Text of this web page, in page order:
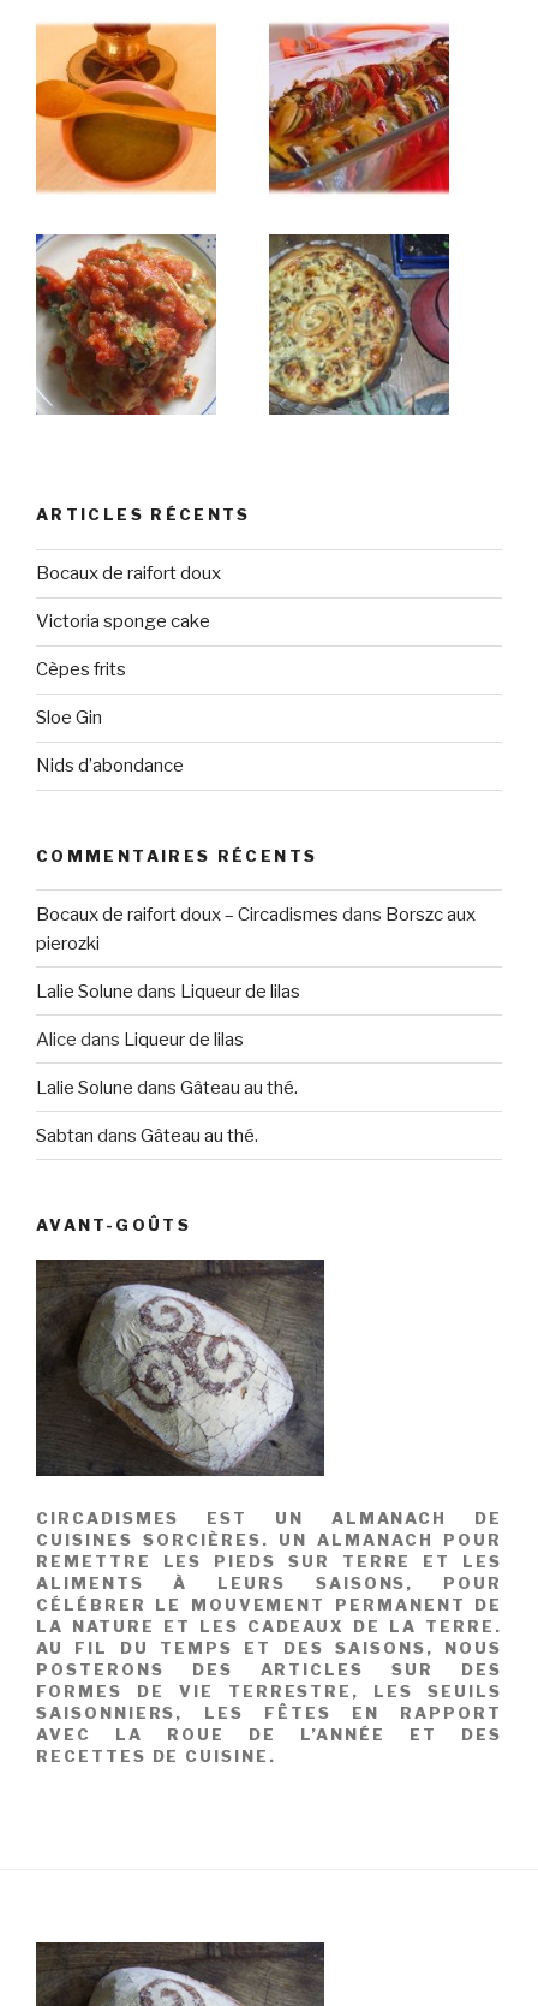
ARTICLES RÉCENTS
Bocaux de raifort doux
Victoria sponge cake
Cèpes frits
Sloe Gin
Nids d’abondance
COMMENTAIRES RÉCENTS
Bocaux de raifort doux – Circadismes dans Borszc aux
pierozki
Lalie Solune dans Liqueur de lilas
Alice dans Liqueur de lilas
Lalie Solune dans Gâteau au thé.
Sabtan dans Gâteau au thé.
AVANT-GOÛTS
CIRCADISMES EST UN ALMANACH DE
CUISINES SORCIÈRES. UN ALMANACH POUR
REMETTRE LES PIEDS SUR TERRE ET LES
ALIMENTS À LEURS SAISONS, POUR
CÉLÉBRER LE MOUVEMENT PERMANENT DE
LA NATURE ET LES CADEAUX DE LA TERRE.
AU FIL DU TEMPS ET DES SAISONS, NOUS
POSTERONS DES ARTICLES SUR DES
FORMES DE VIE TERRESTRE, LES SEUILS
SAISONNIERS, LES FÊTES EN RAPPORT
AVEC LA ROUE DE L’ANNÉE ET DES
RECETTES DE CUISINE.